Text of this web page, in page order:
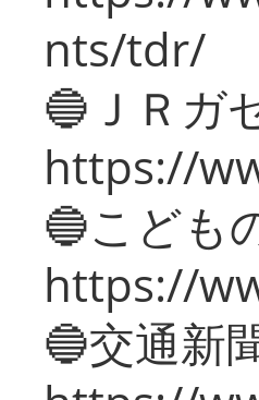
nts/tdr/
🔵ＪＲガ
https://
🔵こども
https://
🔵交通新